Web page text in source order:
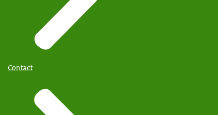
Contact